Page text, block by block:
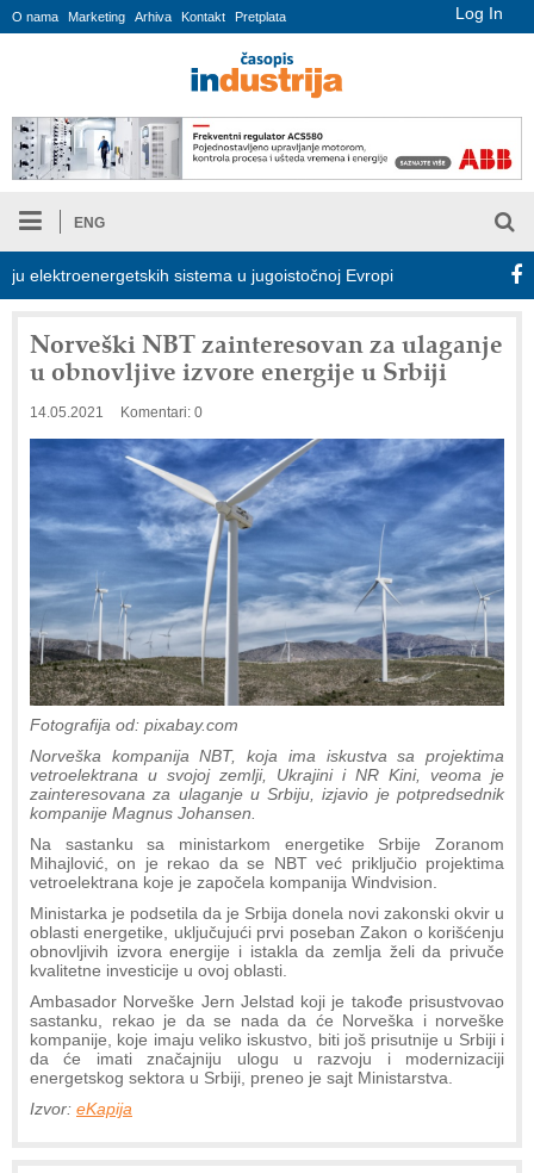
Log In
O nama Marketing Arhiva Kontakt Pretplata
ENG
sistema u jugoistočnoj Evropi
Norveški NBT zainteresovan za ulaganje
u obnovljive izvore energije u Srbiji
14.05.2021 Komentari: 0
Fotografija od: pixabay.com
Norveška kompanija NBT, koja ima iskustva sa projektima
vetroelektrana u svojoj zemlji, Ukrajini i NR Kini, veoma je
zainteresovana za ulaganje u Srbiju, izjavio je potpredsednik
kompanije Magnus Johansen.
Na sastanku sa ministarkom energetike Srbije Zoranom
Mihajlović, on je rekao da se NBT već priključio projektima
vetroelektrana koje je započela kompanija Windvision.
Ministarka je podsetila da je Srbija donela novi zakonski okvir u
oblasti energetike, uključujući prvi poseban Zakon o korišćenju
obnovljivih izvora energije i istakla da zemlja želi da privuče
kvalitetne investicije u ovoj oblasti.
Ambasador Norveške Jern Jelstad koji je takođe prisustvovao
sastanku, rekao je da se nada da će Norveška i norveške
kompanije, koje imaju veliko iskustvo, biti još prisutnije u Srbiji i
da će imati značajniju ulogu u razvoju i modernizaciji
energetskog sektora u Srbiji, preneo je sajt Ministarstva.
Izvor: eKapija